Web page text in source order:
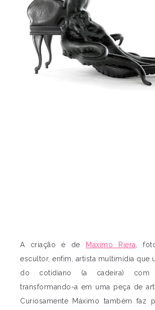
A criação é de Máximo Riera
,
escultor, enfim, artista multimídia que
do cotidiano (a cadeira) com
transformando-a em uma peça de
Curiosamente Máximo também faz